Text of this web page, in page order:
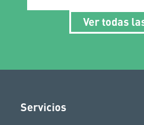
Ver todas
Servicios